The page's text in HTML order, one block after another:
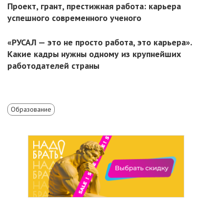
Проект, грант, престижная работа: карьера
успешного современного ученого
«РУСАЛ — это не просто работа, это карьера».
Какие кадры нужны одному из крупнейших
работодателей страны
Образование